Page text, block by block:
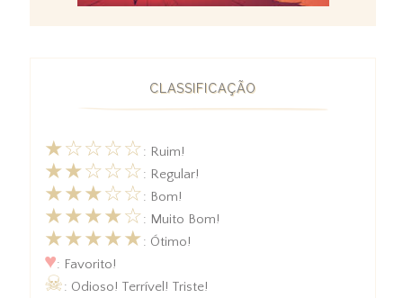
CLASSIFICAÇÃO
★☆☆☆☆: Ruim!
★★☆☆☆: Regular!
★★★☆☆: Bom!
★★★★☆: Muito Bom!
★★★★★: Ótimo!
♥: Favorito!
☠: Odioso! Terrível! Triste!